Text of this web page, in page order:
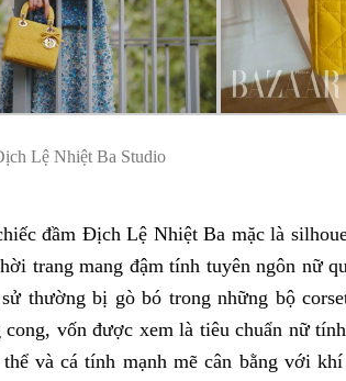
Lệ Nhiệt Ba Studio
đầm Địch Lệ Nhiệt Ba mặc là
trang mang đậm tính tuyên ngôn nữ
thường bị gò bó trong những bộ
vốn được xem là tiêu chuẩn nữ
và cá tính mạnh mẽ cân bằng với